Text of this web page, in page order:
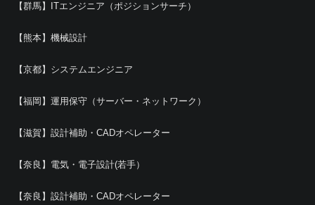
【群馬】ITエンジニア（ポジションサーチ）
【熊本】機械設計
【京都】システムエンジニア
【福岡】運用保守（サーバー・ネットワーク）
【滋賀】設計補助・CADオペレーター
【奈良】電気・電子設計(若手）
【奈良】設計補助・CADオペレーター